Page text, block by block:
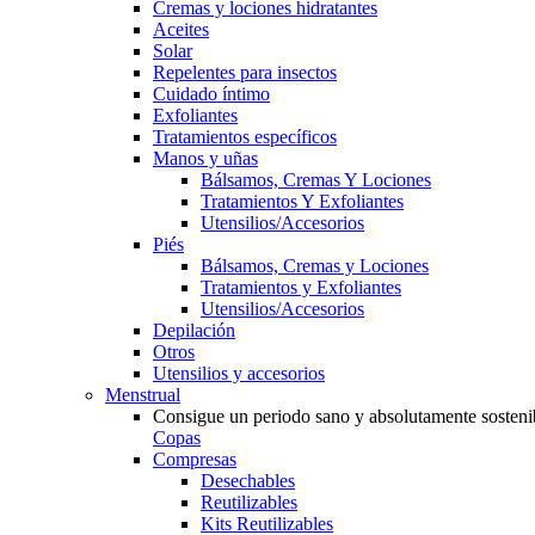
Cremas y lociones hidratantes
Aceites
Solar
Repelentes para insectos
Cuidado íntimo
Exfoliantes
Tratamientos específicos
Manos y uñas
Bálsamos, Cremas Y Lociones
Tratamientos Y Exfoliantes
Utensilios/Accesorios
Piés
Bálsamos, Cremas y Lociones
Tratamientos y Exfoliantes
Utensilios/Accesorios
Depilación
Otros
Utensilios y accesorios
Menstrual
Consigue un periodo sano y absolutamente
Copas
Compresas
Desechables
Reutilizables
Kits Reutilizables